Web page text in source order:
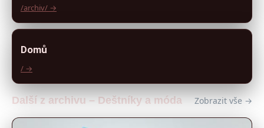
/archiv/ →
Domů
/ →
Další z archivu – Deštníky a móda Zobrazit vše →